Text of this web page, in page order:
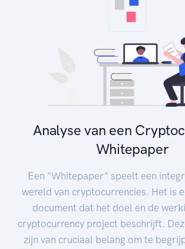
Analyse van een
Whitepaper
Een "Whitepaper" speelt een
wereld van cryptocurrencies. Het is
document dat het doel en de
cryptocurrency project beschrijft.
zijn van cruciaal belang om te